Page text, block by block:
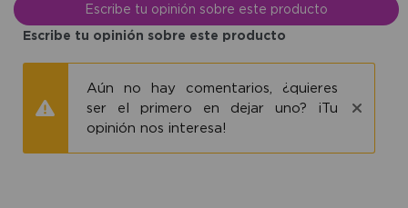
Escribe tu opinión sobre este producto
Escribe tu opinión sobre este producto
Aún no hay comentarios, ¿quieres
ser el primero en dejar uno? ¡Tu
opinión nos interesa!